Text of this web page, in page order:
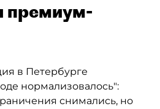
премиум-
в Петербурге
нормализовалось":
снимались, но